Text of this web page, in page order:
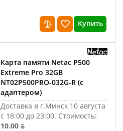
Купить
Карта памяти Netac P500
Extreme Pro 32GB
NT02P500PRO-032G-R (с
адаптером)
Доставка в г.Минск 10 августа
с 18:00 до 23:00. Стоимость:
10.00 ƃ